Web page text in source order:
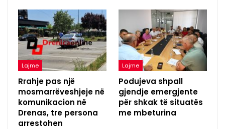
Lajme
Rrahje pas një
mosmarrëveshjeje në
komunikacion në
Drenas, tre persona
arrestohen
Lajme
Podujeva shpall
gjendje emergjente
për shkak të situatës
me mbeturina